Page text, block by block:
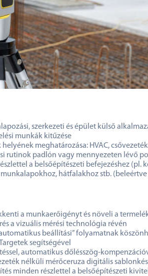
szerkezeti és épület külső
munkák kitűzése
meghatározása: HVAC,
rutinok padlón vagy mennyezeten lévő
a belsőépítészeti befejezéshez
hátfalakhoz stb.
a munkaerőigényt és növeli a
a vizuális mérési technológia révén
beállítási” folyamatnak
segítségével
automatikus dőlésszög-
nélküli mérőceruza digitális
minden részlettel a belsőépítészeti